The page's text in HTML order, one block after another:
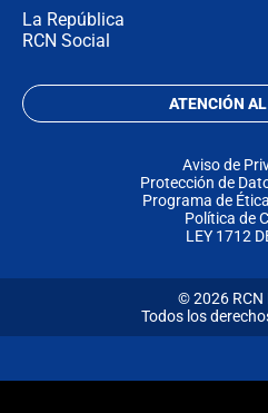
La República
RCN Social
ATENCIÓN
Aviso de
Protección de
Programa de
Política de
LEY 1712
© 2026 RCN
Todos los